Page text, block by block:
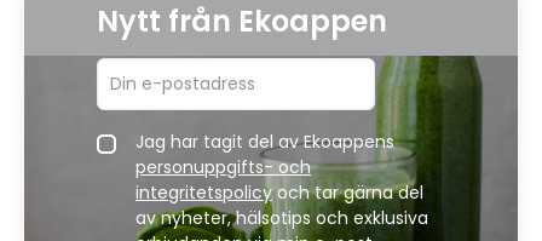
Nytt från Ekoappen
Jag har tagit del av Ekoappens
personuppgifts- och
integritetspolicyoch tar gärna del
av nyheter, hälsotips och exklusiva